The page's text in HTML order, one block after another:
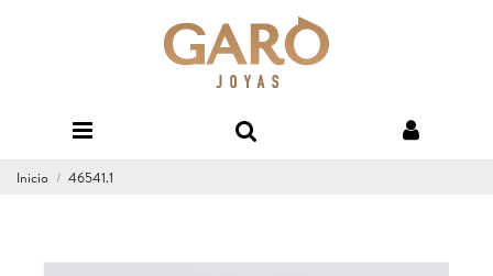
Inicio 46541.1